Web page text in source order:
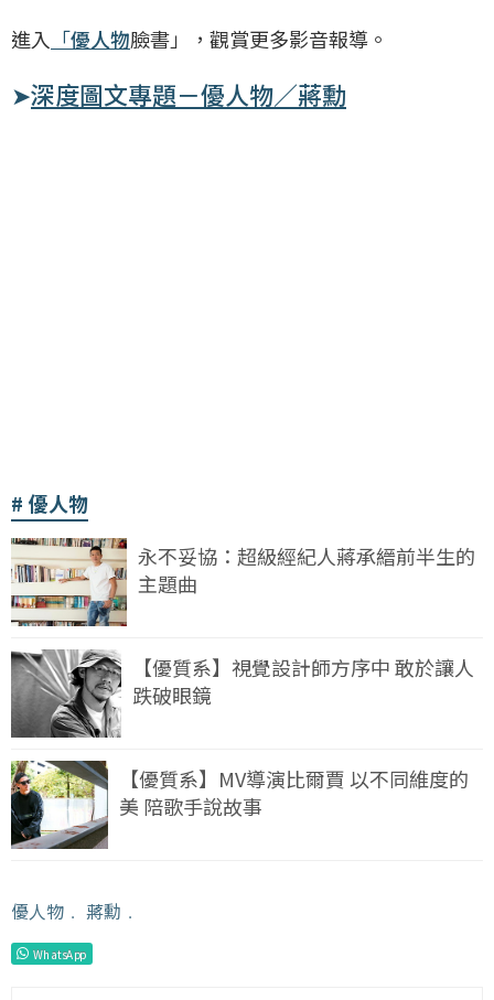
進入 「優人物臉書」，觀賞更多影音報導。
➤深度圖文專題－優人物／蔣勳
優人物
永不妥協：超級經紀人蔣承縉前半生的
主題曲
【優質系】視覺設計師方序中 敢於讓人
跌破眼鏡
【優質系】MV導演比爾賈 以不同維度的
美 陪歌手說故事
優人物 ﹒ 蔣勳 ﹒
WhatsApp